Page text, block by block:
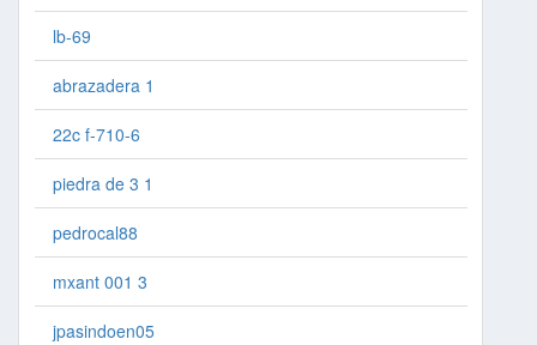
lb-69
abrazadera 1
22c f-710-6
piedra de 3 1
pedrocal88
mxant 001 3
jpasindoen05